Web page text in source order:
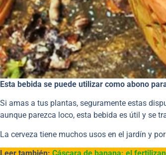
Esta bebida se puede utilizar como abono
Si amas a tus plantas, seguramente estas
aunque parezca loco, esta bebida es útil y se
La cerveza tiene muchos usos en el jardín y